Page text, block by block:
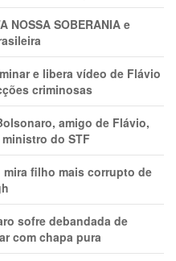
NOSSA SOBERANIA e
e libera vídeo de Flávio
criminosas
amigo de Flávio,
do STF
mira filho mais corrupto de
sofre debandada de
com chapa pura